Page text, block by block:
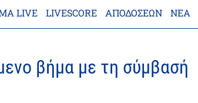
LIVE LIVESCORE ΑΠΟΔΌΣΕΩΝ ΝΈΑ
βήμα με τη σύμβασή